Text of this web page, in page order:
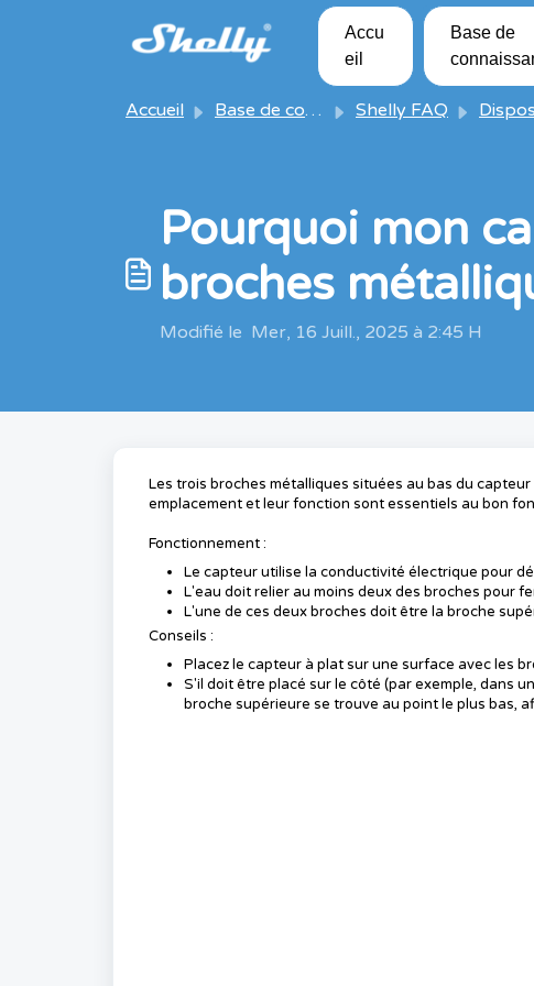
Passer au contenu principal
Accu
eil
Base de
Accueil Base de connaissances Shelly FAQ Dispositifs
Pourquoi mon
broches
Modifié le Mer, 16 Juill., 2025 à 2:45 H
Les trois broches métalliques situées au bas du
emplacement et leur fonction sont essentiels au bon
Fonctionnement :
Le capteur utilise la conductivité électrique pour
L'eau doit relier au moins deux des broches pour
L'une de ces deux broches doit être la broche
Conseils :
Placez le capteur à plat sur une surface avec les
S'il doit être placé sur le côté (par exemple, dans
broche supérieure se trouve au point le plus bas,